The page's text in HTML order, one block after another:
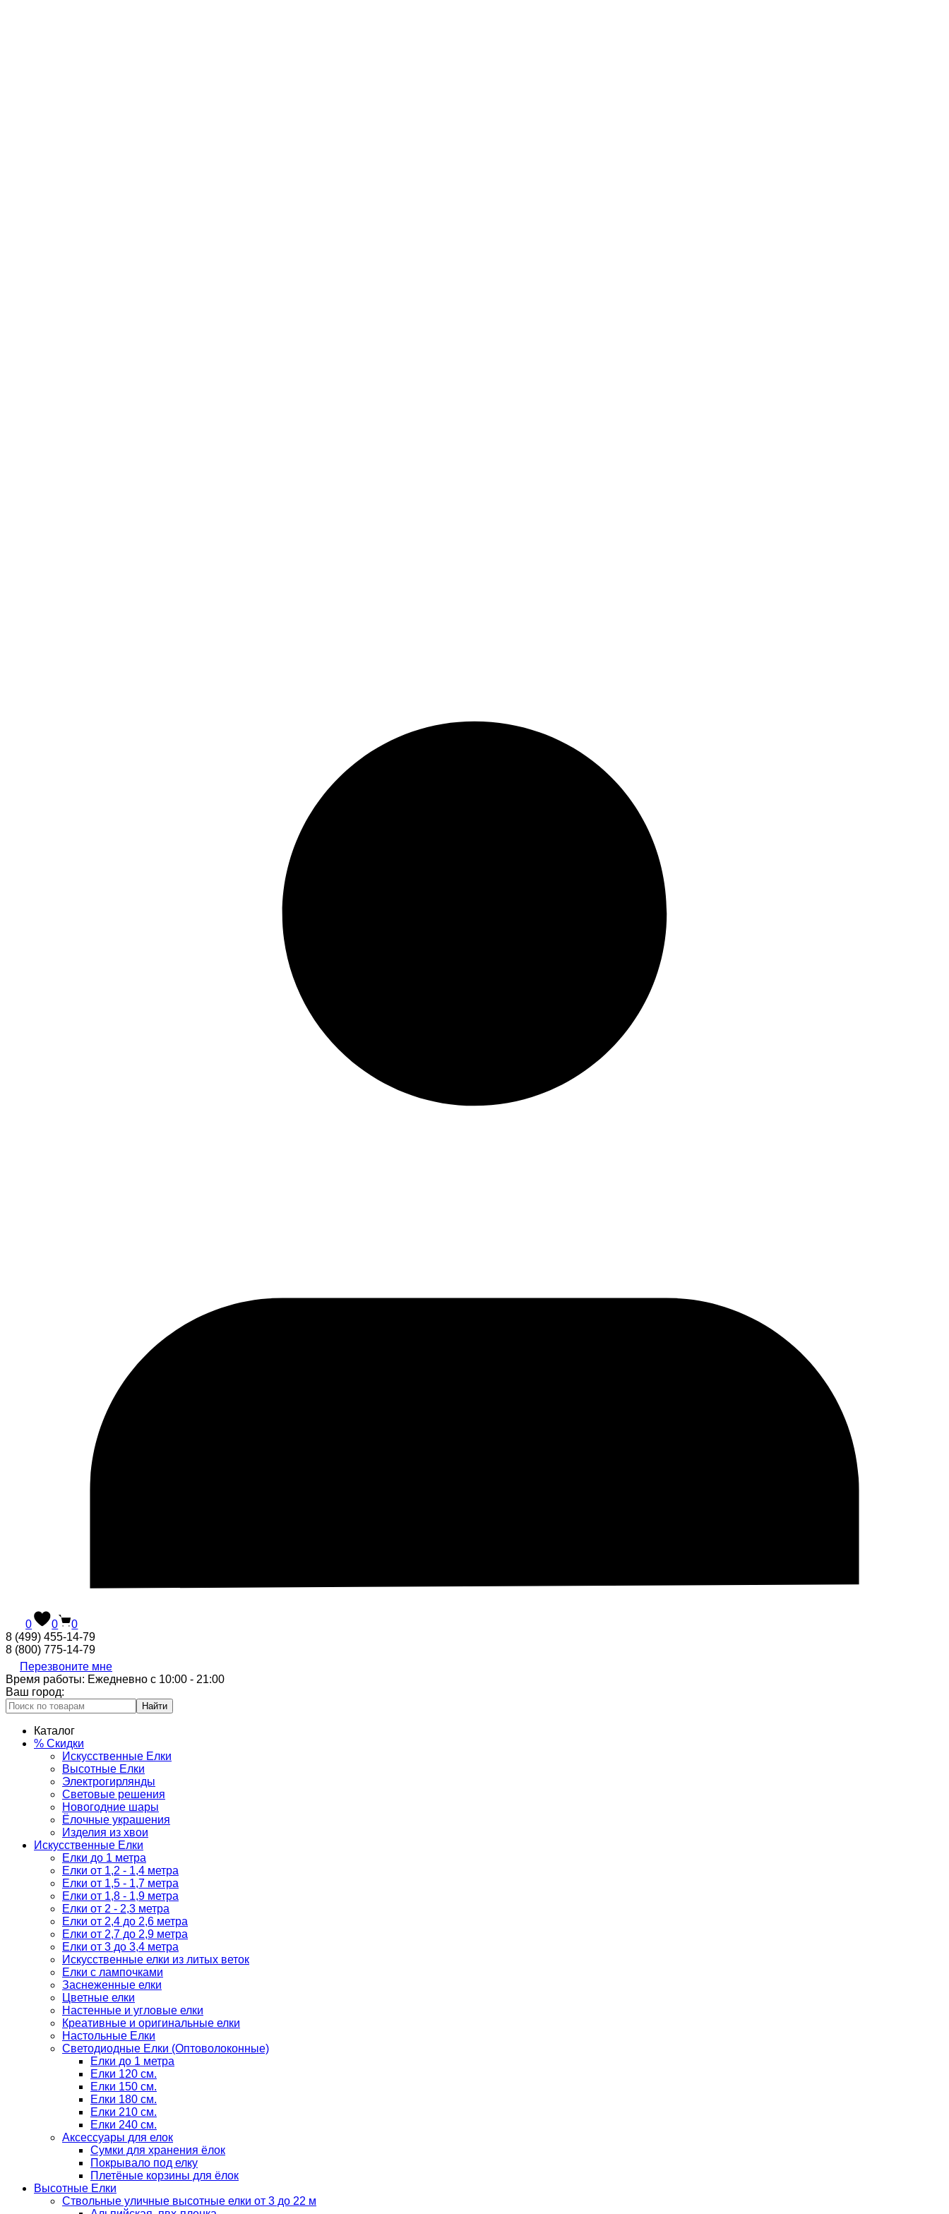
0 0
0
8 (499) 455-14-79
8 (800) 775-14-79
Перезвоните мне
Время работы: Ежедневно с 10:00 - 21:00
Ваш город:
Найти
Каталог
% Скидки
Искусственные Елки
Высотные Елки
Электрогирлянды
Световые решения
Новогодние шары
Ёлочные украшения
Изделия из хвои
Искусственные Елки
Елки до 1 метра
Елки от 1,2 - 1,4 метра
Елки от 1,5 - 1,7 метра
Елки от 1,8 - 1,9 метра
Елки от 2 - 2,3 метра
Елки от 2,4 до 2,6 метра
Елки от 2,7 до 2,9 метра
Елки от 3 до 3,4 метра
Искусственные елки из литых веток
Елки с лампочками
Заснеженные елки
Цветные елки
Настенные и угловые елки
Креативные и оригинальные елки
Настольные Елки
Светодиодные Елки (Оптоволоконные)
Елки до 1 метра
Елки 120 см.
Елки 150 см.
Елки 180 см.
Елки 210 см.
Елки 240 см.
Аксессуары для елок
Сумки для хранения ёлок
Покрывало под елку
Плетёные корзины для ёлок
Высотные Елки
Ствольные уличные высотные елки от 3 до 22 м